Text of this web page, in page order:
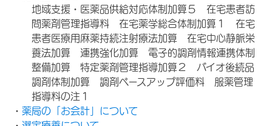
地域支援・医薬品供給対応体制加算５ 在宅患者訪
問薬剤管理指導料 在宅薬学総合体制加算１ 在宅
患者医療用麻薬持続注射療法加算 在宅中心静脈栄
養法加算 連携強化加算 電子的調剤情報連携体制
整備加算 特定薬剤管理指導加算２ バイオ後続品
調剤体制加算 調剤ベースアップ評価料 服薬管理
指導料の注１
・ 薬局の「お会計」について